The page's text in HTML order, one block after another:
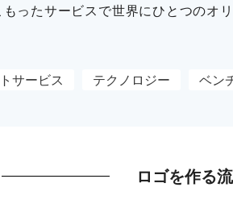
ったサービスで世界にひとつのオ
サービス テクノロジー ベン
ロゴを作る